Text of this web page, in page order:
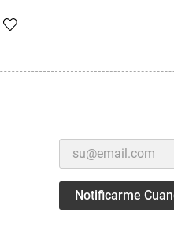
Notificarme